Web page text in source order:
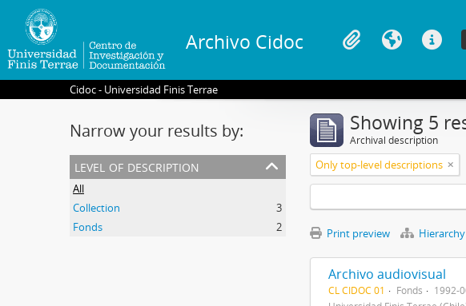
Archivo Cidoc
Cidoc - Universidad Finis Terrae
Narrow your results by:
level of description
All
Collection
3
Fonds
2
Showing 5
Archival description
Only top-level descriptions
Print preview Hierarchy
Archivo audiovisual
CL CIDOC 01 Fonds
1992-